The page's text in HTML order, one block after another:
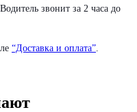
звонит за 2 часа до
“Доставка и оплата”.